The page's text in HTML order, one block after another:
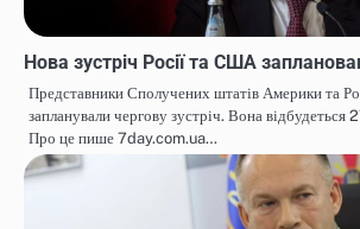
Нова зустріч Росії та США
Представники Сполучених штатів Америки та
запланували чергову зустріч. Вона відбудеться
Про це пише 7day.com.ua…